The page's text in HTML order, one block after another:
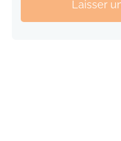
Laisser